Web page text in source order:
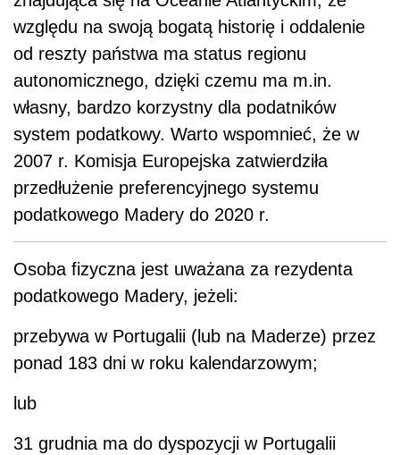
względu na swoją bogatą historię i oddalenie
od reszty państwa ma status regionu
autonomicznego, dzięki czemu ma m.in.
własny, bardzo korzystny dla podatników
system podatkowy. Warto wspomnieć, że w
2007 r. Komisja Europejska zatwierdziła
przedłużenie preferencyjnego systemu
podatkowego Madery do 2020 r.
Osoba fizyczna jest uważana za rezydenta
podatkowego Madery, jeżeli:
przebywa w Portugalii (lub na Maderze) przez
ponad 183 dni w roku kalendarzowym;
lub
31 grudnia ma do dyspozycji w Portugalii